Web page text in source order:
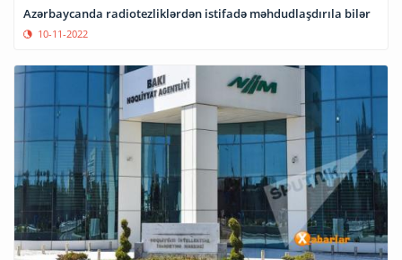
Azərbaycanda radiotezliklərdən istifadə məhdudlaşdırıla bilər
10-11-2022